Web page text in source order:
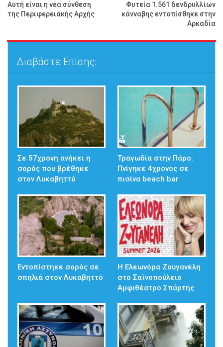
Αυτή είναι η νέα σύνθεση
της Περιφερειακής Αρχής
Φυτεία 1.561 δενδρυλλίων
κάνναβης εντοπίσθηκε στην
Αρκαδία
Διαβάστε Επίσης:
Σε 57χρονη ανήκει η
σορός που βρέθηκε
στον Λυκαβηττό
Τραγωδία στην Πάρο:
Πνίγηκε 4χρονος σε
πισίνα beach bar
Εντοπίστηκε σορός σε
σπηλιά στον Λυκαβηττό
Η Ελεωνόρα Ζουγανέλη
στο Σαϊνοπούλειο
Αμφιθέατρο Σπάρτης